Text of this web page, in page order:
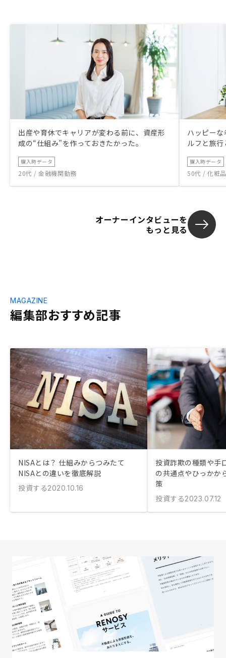
出産や育休でキャリアが変わる前に、資産形
成の“仕組み”を作っておきたかった。
購入時データ
20代 / 金融機関勤務
ハッピー
ルフと旅
購入時データ
50代 / 化粧
オーナーインタビューを
もっと見る
編集部おすすめ記事
MAGAZINE
NISAとは？ 仕組みからつみたて
NISAとの違いを徹底解説
投資する2020.10.16
投資詐欺の種類や手
の共通点やひっかか
策
投資する2023.07.12